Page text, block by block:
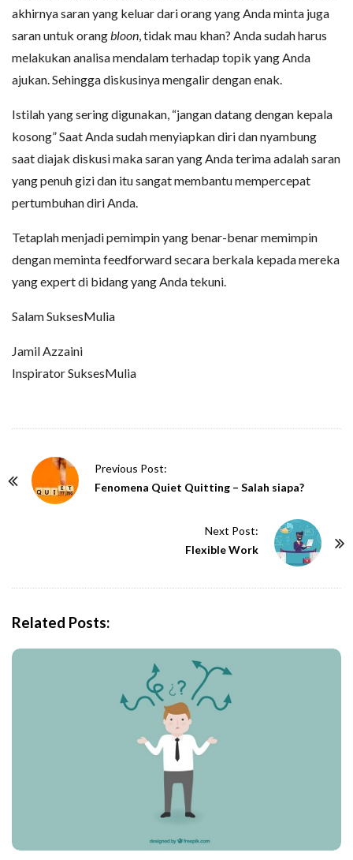
akhirnya saran yang keluar dari orang yang Anda minta juga
saran untuk orangbloon, tidak mau khan? Anda sudah harus
melakukan analisa mendalam terhadap topik yang Anda
ajukan. Sehingga diskusinya mengalir dengan enak.
Istilah yang sering digunakan, “jangan datang dengan kepala
kosong” Saat Anda sudah menyiapkan diri dan nyambung
saat diajak diskusi maka saran yang Anda terima adalah saran
yang penuh gizi dan itu sangat membantu mempercepat
pertumbuhan diri Anda.
Tetaplah menjadi pemimpin yang benar-benar memimpin
dengan meminta feedforward secara berkala kepada mereka
yang expert di bidang yang Anda tekuni.
Salam SuksesMulia
Jamil Azzaini
Inspirator SuksesMulia
Previous Post:
Fenomena Quiet Quitting – Salah siapa?
Next Post:
Flexible Work
Related Posts: